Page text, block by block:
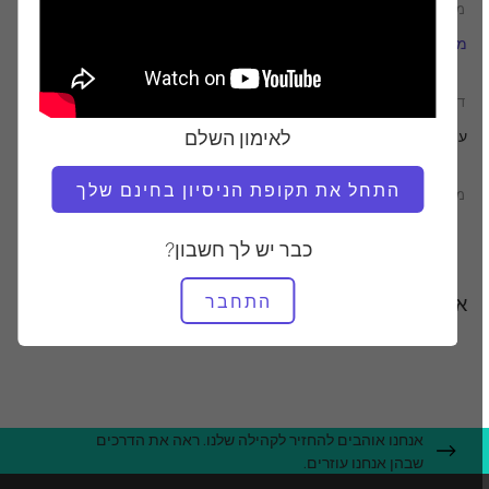
לאימון השלם
התחל את תקופת הניסיון בחינם שלך
כבר יש לך חשבון?
התחבר
מוֹרֶה
מרינה אורבינה
דרוש ציוד
עוֹמֵד Pilates & החומה
מצא שיעורים דומים עבור
אימונים אחרים שאולי תאהבו
אנחנו אוהבים להחזיר לקהילה שלנו. ראה את הדרכים
שבהן אנחנו עוזרים.